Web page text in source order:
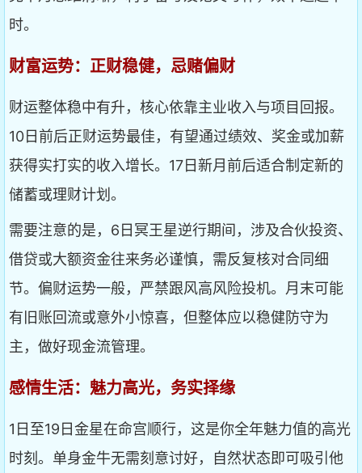
时。
财富运势：正财稳健，忌赌偏财
财运整体稳中有升，核心依靠主业收入与项目回报。
10日前后正财运势最佳，有望通过绩效、奖金或加薪
获得实打实的收入增长。17日新月前后适合制定新的
储蓄或理财计划。
需要注意的是，6日冥王星逆行期间，涉及合伙投资、
借贷或大额资金往来务必谨慎，需反复核对合同细
节。偏财运势一般，严禁跟风高风险投机。月末可能
有旧账回流或意外小惊喜，但整体应以稳健防守为
主，做好现金流管理。
感情生活：魅力高光，务实择缘
1日至19日金星在命宫顺行，这是你全年魅力值的高光
时刻。单身金牛无需刻意讨好，自然状态即可吸引他